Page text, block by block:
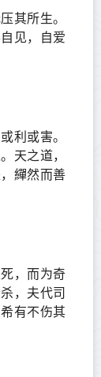
其所生。
见，自爱
利或害。
天之道，
繟然而善
，而为奇
，夫代司
有不伤其